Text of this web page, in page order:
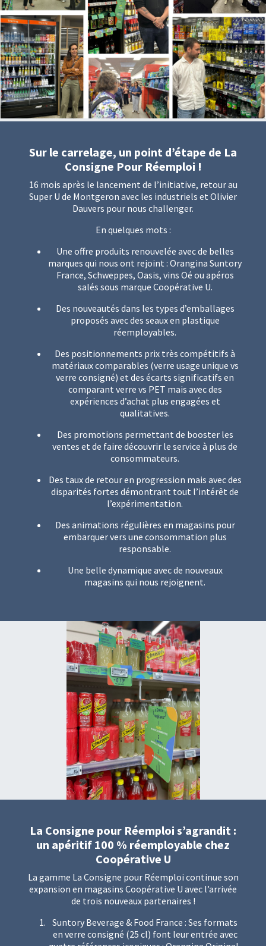
Sur le carrelage, un point d’étape de La
Consigne Pour Réemploi !
16 mois après le lancement de l’initiative, retour au
Super U de Montgeron avec les industriels et Olivier
Dauvers pour nous challenger.
En quelques mots :
Une offre produits renouvelée avec de belles
marques qui nous ont rejoint : Orangina Suntory
France, Schweppes, Oasis, vins Oé ou apéros
salés sous marque Coopérative U.
Des nouveautés dans les types d’emballages
proposés avec des seaux en plastique
réemployables.
Des positionnements prix très compétitifs à
matériaux comparables (verre usage unique vs
verre consigné) et des écarts significatifs en
comparant verre vs PET mais avec des
expériences d’achat plus engagées et
qualitatives.
Des promotions permettant de booster les
ventes et de faire découvrir le service à plus de
consommateurs.
Des taux de retour en progression mais avec des
disparités fortes démontrant tout l’intérêt de
l’expérimentation.
Des animations régulières en magasins pour
embarquer vers une consommation plus
responsable.
Une belle dynamique avec de nouveaux
magasins qui nous rejoignent.
La Consigne pour Réemploi s’agrandit :
un apéritif 100 % réemployable chez
Coopérative U
La gamme La Consigne pour Réemploi continue son
expansion en magasins Coopérative U avec l’arrivée
de trois nouveaux partenaires !
Suntory Beverage & Food France : Ses formats
en verre consigné (25 cl) font leur entrée avec